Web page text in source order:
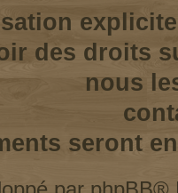
des droits
nous
seront